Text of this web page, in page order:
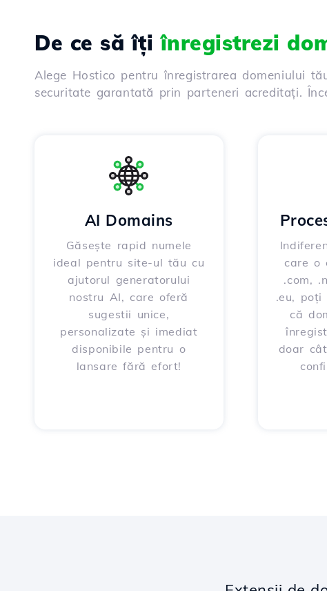
De ce să îțiînregistrezi
Alege Hostico pentru înregistrarea domeniului
securitate garantată prin parteneri acreditați.
AI Domains
Găsește rapid numele
ideal pentru site-ul tău cu
ajutorul generatorului
nostru AI, care oferă
sugestii unice,
personalizate și imediat
disponibile pentru o
lansare fără efort!
care o
.com,
.eu, poți
că
doar